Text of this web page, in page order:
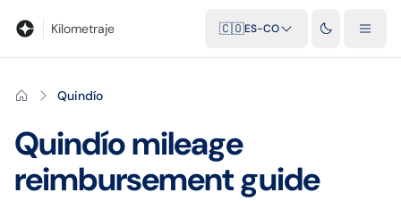
Kilometraje 🇨🇴ES-CO
Quindío
Quindíomileage
reimbursement guide